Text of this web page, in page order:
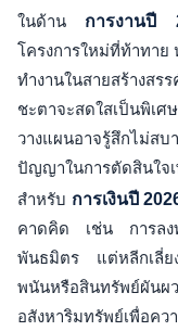
ในด้าน การงานปี
โครงการใหม่ที่ท้าทาย
ทำงานในสายสร้างส
ชะตาจะสดใสเป็นพิ
วางแผนอาจรู้สึกไม่ส
ปัญญาในการตัดสินใจ
สำหรับ การเงินปี
คาดคิด เช่น การลง
พันธมิตร แต่หลีกเลี่ยง
พนันหรือสินทรัพย์
อสังหาริมทรัพย์เพื่อคว